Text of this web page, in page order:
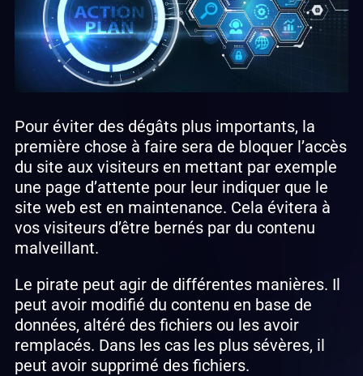
Pour éviter des dégâts plus importants, la
première chose à faire sera de bloquer l’accès
du site aux visiteurs en mettant par exemple
une page d’attente pour leur indiquer que le
site web est en maintenance. Cela évitera à
vos visiteurs d’être bernés par du contenu
malveillant.
Le pirate peut agir de différentes manières. Il
peut avoir modifié du contenu en base de
données, altéré des fichiers ou les avoir
remplacés. Dans les cas les plus sévères, il
peut avoir supprimé des fichiers.